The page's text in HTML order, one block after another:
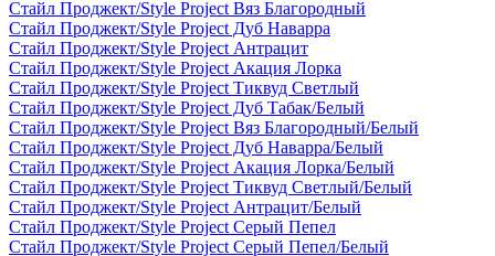
Стайл Проджект/Style Project Вяз Благородный
Стайл Проджект/Style Project Дуб Наварра
Стайл Проджект/Style Project Антрацит
Стайл Проджект/Style Project Акация Лорка
Стайл Проджект/Style Project Тиквуд Светлый
Стайл Проджект/Style Project Дуб Табак/Белый
Стайл Проджект/Style Project Вяз Благородный/Белый
Стайл Проджект/Style Project Дуб Наварра/Белый
Стайл Проджект/Style Project Акация Лорка/Белый
Стайл Проджект/Style Project Тиквуд Светлый/Белый
Стайл Проджект/Style Project Антрацит/Белый
Стайл Проджект/Style Project Серый Пепел
Стайл Проджект/Style Project Серый Пепел/Белый